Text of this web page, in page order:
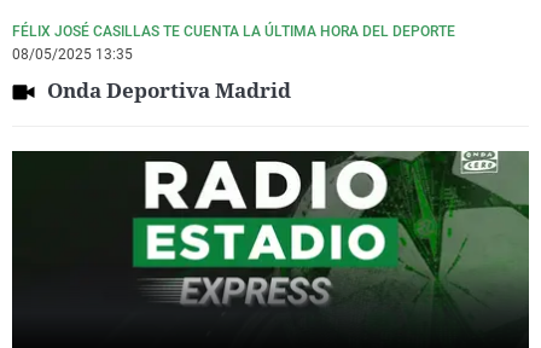
FÉLIX JOSÉ CASILLAS TE CUENTA LA ÚLTIMA HORA DEL DEPORTE
08/05/2025 13:35
Onda Deportiva Madrid